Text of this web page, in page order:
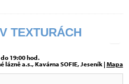
TEXTURÁCH
19:00 hod.
lázně a.s., Kavárna SOFIE, Jeseník |Mapa